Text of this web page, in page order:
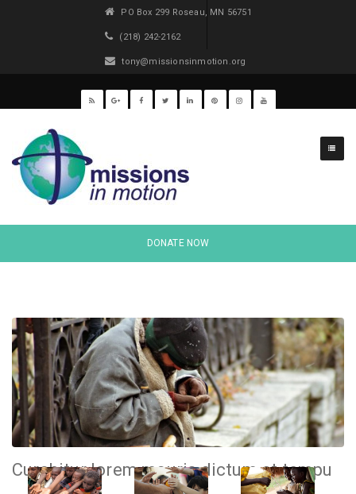
PO Box 299 Roseau, MN 56751
(218) 242-2162
tony@missionsinmotion.org
DONATE NOW
Curabitur lorem mauris dictum et tempu